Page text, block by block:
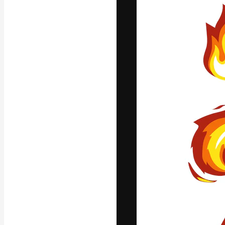
La plataforma
trabajo. Más
entre
Español
Copyright ©